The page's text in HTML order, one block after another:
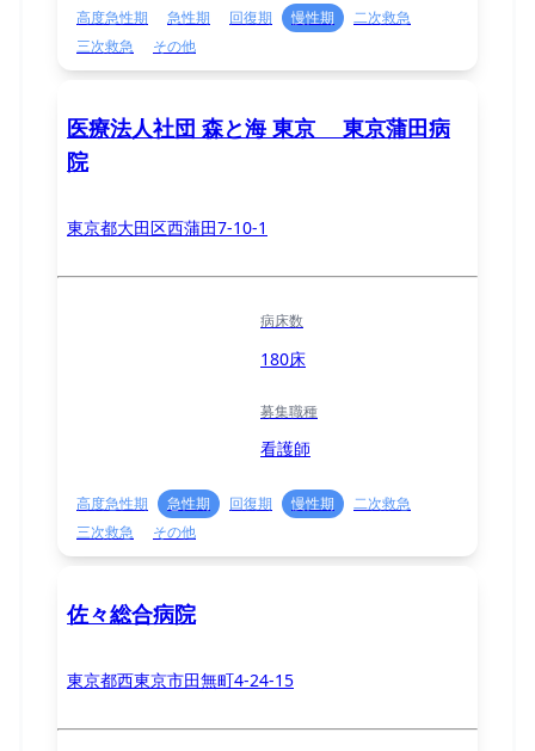
高度急性期 急性期 回復期 慢性期
二次救急
三次救急
その他
医療法人社団 森と海 東京 東京蒲田病
院
東京都大田区西蒲田7-10-1
病床数
180床
募集職種
看護師
高度急性期 急性期 回復期 慢性期
二次救急
三次救急
その他
佐々総合病院
東京都西東京市田無町4-24-15